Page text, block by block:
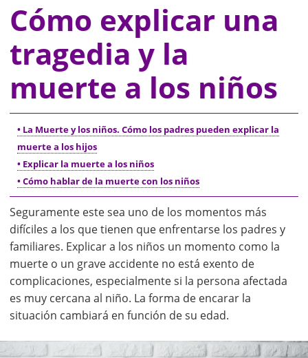
Cómo explicar una
tragedia y la
muerte a los niños
• La Muerte y los niños. Cómo los padres pueden explicar la
muerte a los hijos
• Explicar la muerte a los niños
• Cómo hablar de la muerte con los niños
Seguramente este sea uno de los momentos más
difíciles a los que tienen que enfrentarse los padres y
familiares. Explicar a los niños un momento como la
muerte o un grave accidente no está exento de
complicaciones, especialmente si la persona afectada
es muy cercana al niño. La forma de encarar la
situación cambiará en función de su edad.